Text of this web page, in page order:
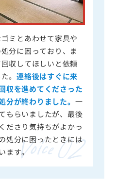
ミとあわせて家具や
分に困っており、ま
回収してほしいと依頼
。連絡後はすぐに来
収を進めてくださった
分が終わりました。 一
もらいましたが、最後
ださり気持ちがよかっ
処分に困ったときには
ます。